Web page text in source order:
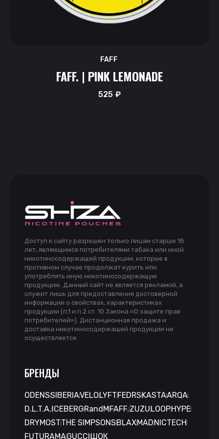
FAFF
FAFF. | PINK LEMONADE
525₽
Доступ к сайту разрешен только лицам старше 18
лет, являющимся потребителями табака или иной
никотиносодержащей продукции, которые в
противном случае продолжат курить или
употреблять иную никотиносодержащую
продукцию. Данный сайт не является рекламой, а
служит лишь для предоставления достоверной
информации о свойствах, характеристиках
продукции (п.1 и п.2 ст. 10 Закона «О защите прав
потребителей»). Дистанционная продажа и
доставка никотиносодержащей продукции не
осуществляется.
БРЕНДЫ
ODENSSIBERIAVELO LYFT FEDRS KASTAARQA
D.L.T.A. ICEBERG RandM FAFF.ZUZU LOOPHYPE
DRYMOSTTHE SIMPSONS BLAXMAD NICTECH
FUTURAMAGUCCI ШОК